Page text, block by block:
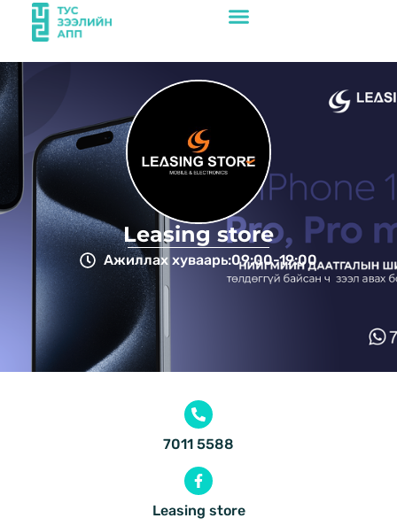
Leasing store
Ажиллах хуваарь:09:00-19:00
7011 5588
Leasing store